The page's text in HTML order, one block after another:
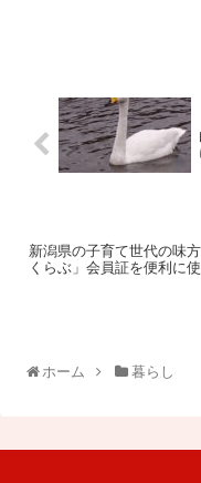
新潟県の子育て世代の味
くらぶ」会員証を便利に
ホーム 暮らし